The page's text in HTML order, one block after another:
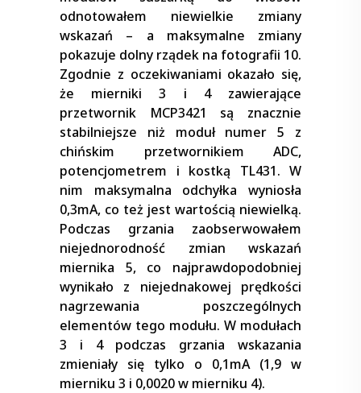
odnotowałem niewielkie zmiany
wskazań – a maksymalne zmiany
pokazuje dolny rządek na fotografii 10.
Zgodnie z oczekiwaniami okazało się,
że mierniki 3 i 4 zawierające
przetwornik MCP3421 są znacznie
stabilniejsze niż moduł numer 5 z
chińskim przetwornikiem ADC,
potencjometrem i kostką TL431. W
nim maksymalna odchyłka wyniosła
0,3mA, co też jest wartością niewielką.
Podczas grzania zaobserwowałem
niejednorodność zmian wskazań
miernika 5, co najprawdopodobniej
wynikało z niejednakowej prędkości
nagrzewania poszczególnych
elementów tego modułu. W modułach
3 i 4 podczas grzania wskazania
zmieniały się tylko o 0,1mA (1,9 w
mierniku 3 i 0,0020 w mierniku 4).